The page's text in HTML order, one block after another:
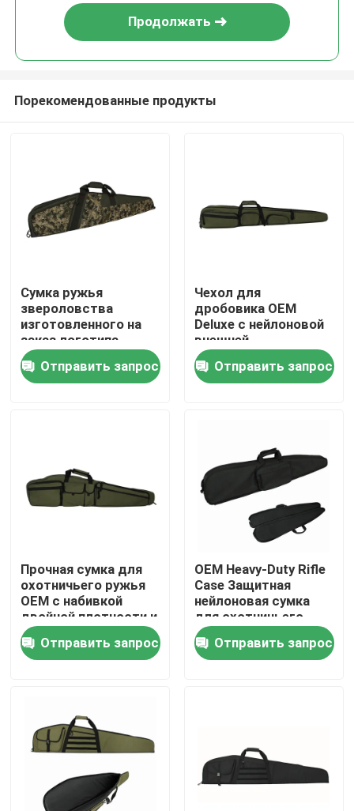
Домой
Экскурсия по заводу
Свяжитесь с нами
Новости
Тактическая сумка оружия
Охотиться сумка оружия
Продолжать
Порекомендованные продукты
Сумка ружья
звероловства
изготовленного на
заказ логотипа
роскошная для
винтовки с
дополнительным
Отправить запрос
Чехол для
дробовика OEM
Deluxe с нейлоновой
внешней
поверхностью 600
деньеОтправить запрос
Прочная сумка для
охотничьего ружья
OEM с набивкой
двойной плотности и
регулируемым
ремнем
Отправить запрос
OEM Heavy-Duty Rifle
Case Защитная
нейлоновая сумка
для охотничьего
ружья плотностью
600 денье
Отправить запрос